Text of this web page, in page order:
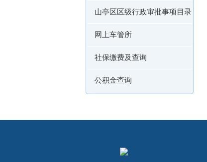
山亭区区级行政审批事项目录
网上车管所
社保缴费及查询
公积金查询